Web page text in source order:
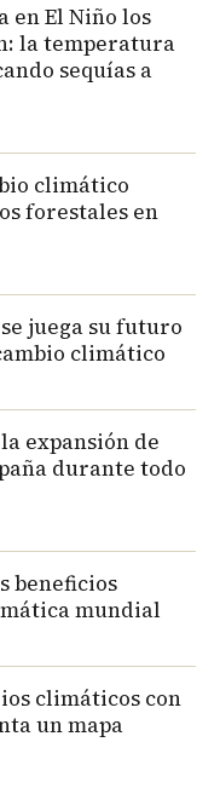
en El Niño los
la temperatura
sequías a
climático
forestales en
juega su futuro
climático
expansión de
durante todo
beneficios
mundial
climáticos con
un mapa